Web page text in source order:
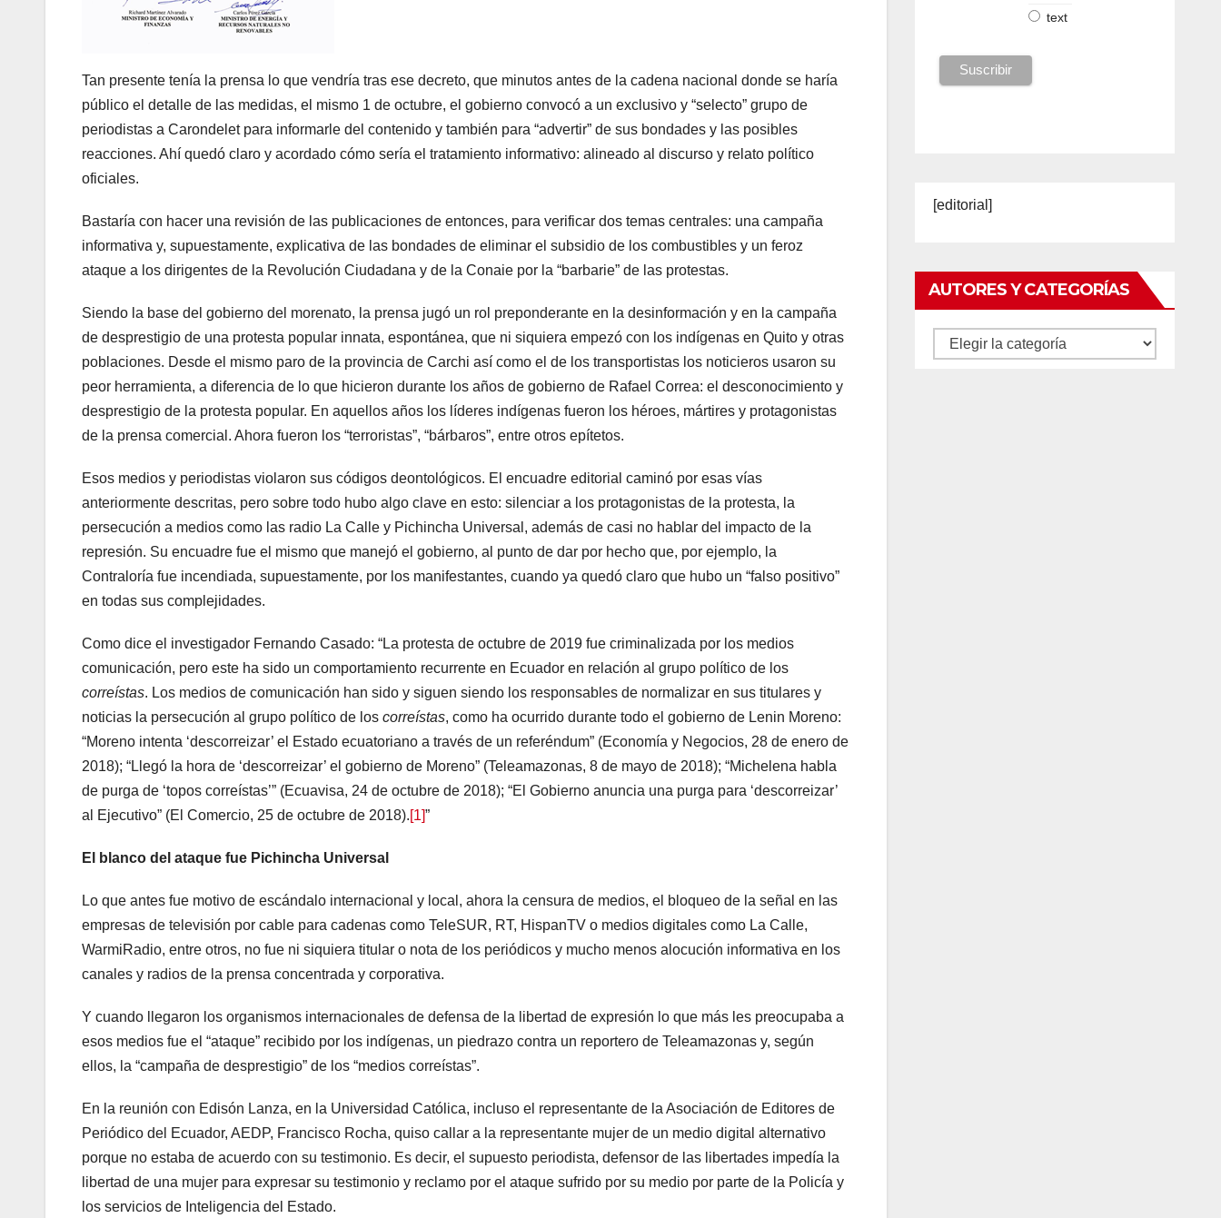
Tan presente tenía la prensa lo que vendría tras ese decreto, que minutos antes de la cadena nacional donde se haría
público el detalle de las medidas, el mismo 1 de octubre, el gobierno convocó a un exclusivo y “selecto” grupo de
periodistas a Carondelet para informarle del contenido y también para “advertir” de sus bondades y las posibles
reacciones. Ahí quedó claro y acordado cómo sería el tratamiento informativo: alineado al discurso y relato político
oficiales.
Bastaría con hacer una revisión de las publicaciones de entonces, para verificar dos temas centrales: una campaña
informativa y, supuestamente, explicativa de las bondades de eliminar el subsidio de los combustibles y un feroz
ataque a los dirigentes de la Revolución Ciudadana y de la Conaie por la “barbarie” de las protestas.
Siendo la base del gobierno del morenato, la prensa jugó un rol preponderante en la desinformación y en la campaña
de desprestigio de una protesta popular innata, espontánea, que ni siquiera empezó con los indígenas en Quito y otras
poblaciones. Desde el mismo paro de la provincia de Carchi así como el de los transportistas los noticieros usaron su
peor herramienta, a diferencia de lo que hicieron durante los años de gobierno de Rafael Correa: el desconocimiento y
desprestigio de la protesta popular. En aquellos años los líderes indígenas fueron los héroes, mártires y protagonistas
de la prensa comercial. Ahora fueron los “terroristas”, “bárbaros”, entre otros epítetos.
Esos medios y periodistas violaron sus códigos deontológicos. El encuadre editorial caminó por esas vías
anteriormente descritas, pero sobre todo hubo algo clave en esto: silenciar a los protagonistas de la protesta, la
persecución a medios como las radio La Calle y Pichincha Universal, además de casi no hablar del impacto de la
represión. Su encuadre fue el mismo que manejó el gobierno, al punto de dar por hecho que, por ejemplo, la
Contraloría fue incendiada, supuestamente, por los manifestantes, cuando ya quedó claro que hubo un “falso positivo”
en todas sus complejidades.
Como dice el investigador Fernando Casado: “La protesta de octubre de 2019 fue criminalizada por los medios
comunicación, pero este ha sido un comportamiento recurrente en Ecuador en relación al grupo político de los
correístas. Los medios de comunicación han sido y siguen siendo los responsables de normalizar en sus titulares y
noticias la persecución al grupo político de los correístas, como ha ocurrido durante todo el gobierno de Lenin Moreno:
“Moreno intenta ‘descorreizar’ el Estado ecuatoriano a través de un referéndum” (Economía y Negocios, 28 de enero de
2018); “Llegó la hora de ‘descorreizar’ el gobierno de Moreno” (Teleamazonas, 8 de mayo de 2018); “Michelena habla
de purga de ‘topos correístas’” (Ecuavisa, 24 de octubre de 2018); “El Gobierno anuncia una purga para ‘descorreizar’
al Ejecutivo” (El Comercio, 25 de octubre de 2018).[1]”
El blanco del ataque fue Pichincha Universal
Lo que antes fue motivo de escándalo internacional y local, ahora la censura de medios, el bloqueo de la señal en las
empresas de televisión por cable para cadenas como TeleSUR, RT, HispanTV o medios digitales como La Calle,
WarmiRadio, entre otros, no fue ni siquiera titular o nota de los periódicos y mucho menos alocución informativa en los
canales y radios de la prensa concentrada y corporativa.
Y cuando llegaron los organismos internacionales de defensa de la libertad de expresión lo que más les preocupaba a
esos medios fue el “ataque” recibido por los indígenas, un piedrazo contra un reportero de Teleamazonas y, según
ellos, la “campaña de desprestigio” de los “medios correístas”.
En la reunión con Edisón Lanza, en la Universidad Católica, incluso el representante de la Asociación de Editores de
Periódico del Ecuador, AEDP, Francisco Rocha, quiso callar a la representante mujer de un medio digital alternativo
porque no estaba de acuerdo con su testimonio. Es decir, el supuesto periodista, defensor de las libertades impedía la
libertad de una mujer para expresar su testimonio y reclamo por el ataque sufrido por su medio por parte de la Policía y
los servicios de Inteligencia del Estado.
text
[editorial]
AUTORES Y CATEGORÍAS
Autores